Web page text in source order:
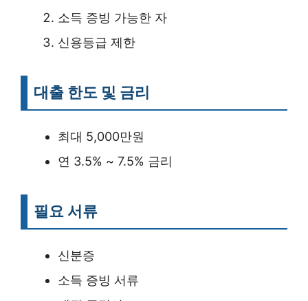
소득 증빙 가능한 자
신용등급 제한
대출 한도 및 금리
최대 5,000만원
연 3.5% ~ 7.5% 금리
필요 서류
신분증
소득 증빙 서류